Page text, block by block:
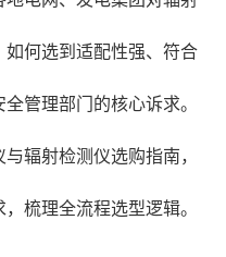
如何选到适配性强、符合
管理部门的核心诉求。
辐射检测仪选购指南，
梳理全流程选型逻辑。